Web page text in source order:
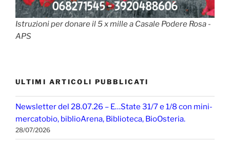
Istruzioni per donare il 5 x mille a Casale Podere Rosa -
APS
ULTIMI ARTICOLI PUBBLICATI
Newsletter del 28.07.26 – E…State 31/7 e 1/8 con mini-
mercatobio, biblioArena, Biblioteca, BioOsteria.
28/07/2026